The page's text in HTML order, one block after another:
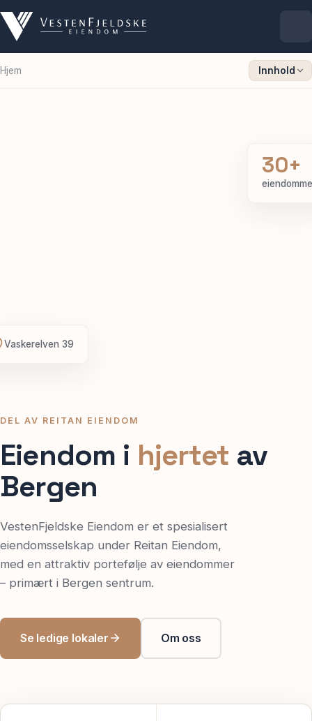
Hjem Innhold
DEL AV REITAN EIENDOM
Eiendom i hjertet av
Bergen
VestenFjeldske Eiendom er et spesialisert
eiendomsselskap under Reitan Eiendom,
med en attraktiv portefølje av eiendommer
– primært i Bergen sentrum.
Se ledige lokaler Om oss
30+
Vaskerelven 39